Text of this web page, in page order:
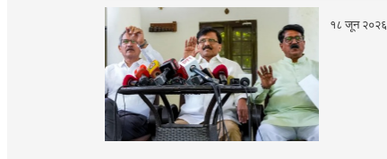
१८ जून २०२६